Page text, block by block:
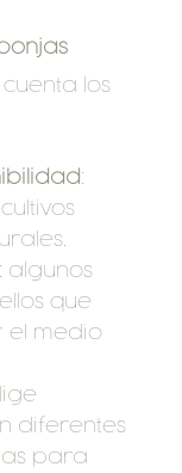
los
:
algunos
que
el medio
diferentes
para